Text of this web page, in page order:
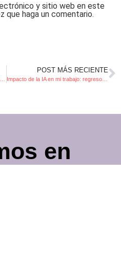
y sitio web en este
que haga un comentario.
POST MÁS RECIENTE
Impacto de la IA en mi trabajo: regreso a la creación de contenido
en